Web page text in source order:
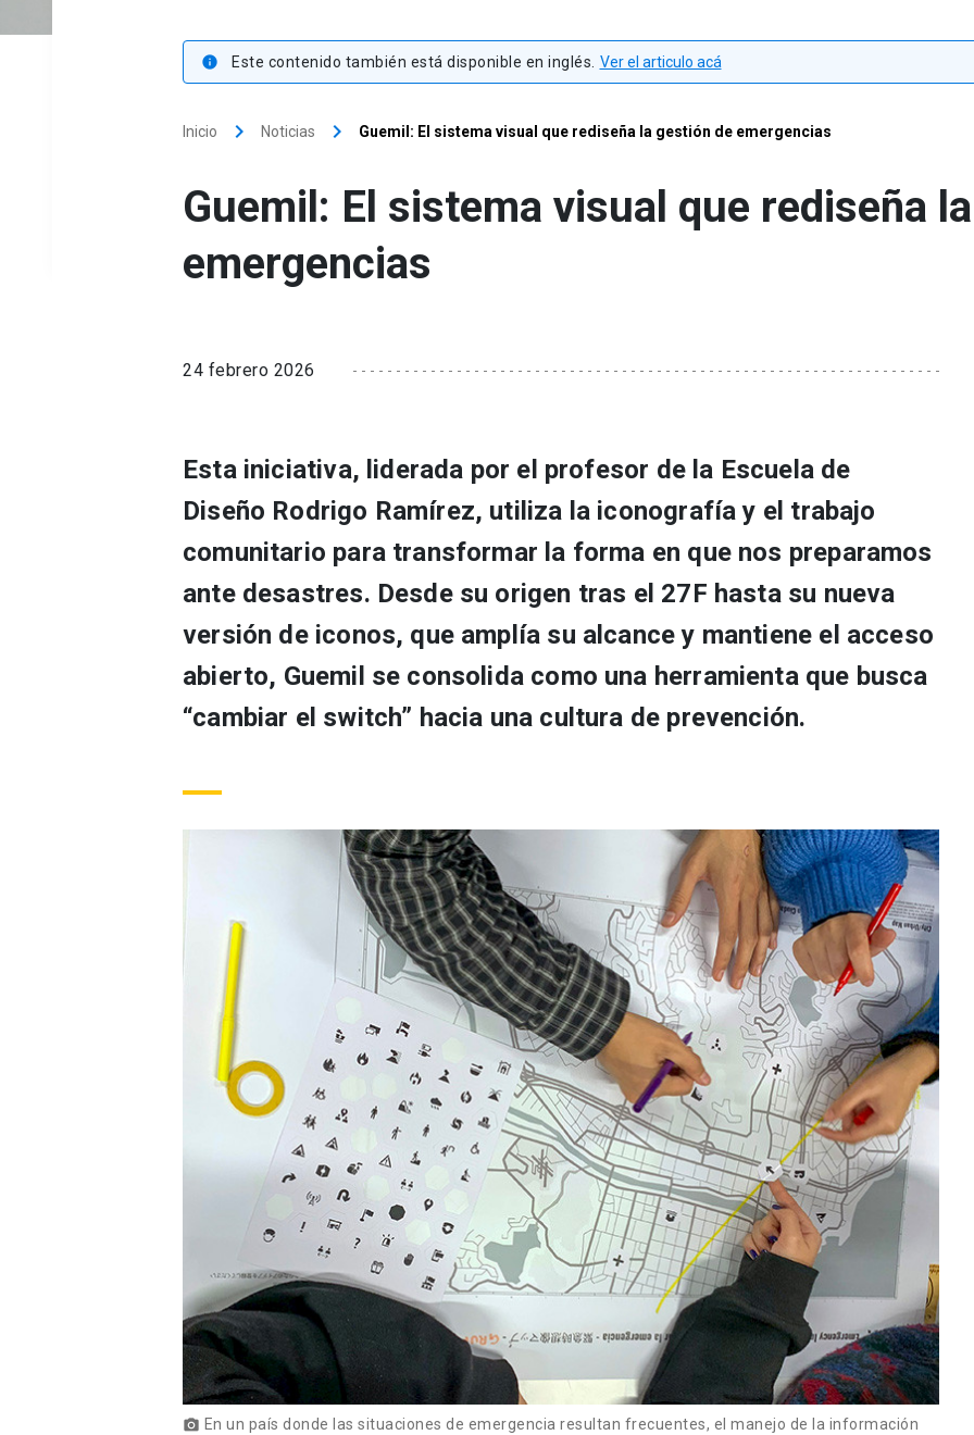
info Este contenido también está disponible en inglés. Ver el articulo acá
Inicio keyboard_arrow_right Noticias keyboard_arrow_right Guemil: El sistema visual que rediseña la gestión de emergencias
Guemil: El sistema visual que rediseña
emergencias
24 febrero 2026
Esta iniciativa, liderada por el profesor de la Escuela de
Diseño Rodrigo Ramírez, utiliza la iconografía y el trabajo
comunitario para transformar la forma en que nos preparamos
ante desastres. Desde su origen tras el 27F hasta su nueva
versión de iconos, que amplía su alcance y mantiene el acceso
abierto, Guemil se consolida como una herramienta que busca
“cambiar el switch” hacia una cultura de prevención.
photo_camera En un país donde las situaciones de emergencia resultan frecuentes, el manejo de la información